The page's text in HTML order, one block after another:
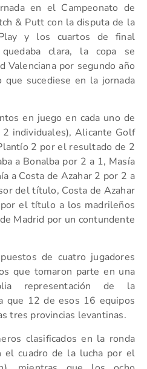
en el Campeonato de
& Putt con la disputa de la
y los cuartos de final
clara, la copa se
Valenciana por segundo año
que sucediese en la jornada
en juego en cada uno de
individuales), Alicante Golf
2 por el resultado de 2
a Bonalba por 2 a 1, Masía
a Costa de Azahar 2 por 2 a
del título, Costa de Azahar
el título a los madrileños
Madrid por un contundente
de cuatro jugadores
que tomaron parte en una
representación de la
que 12 de esos 16 equipos
tres provincias levantinas.
clasificados en la ronda
el cuadro de la lucha por el